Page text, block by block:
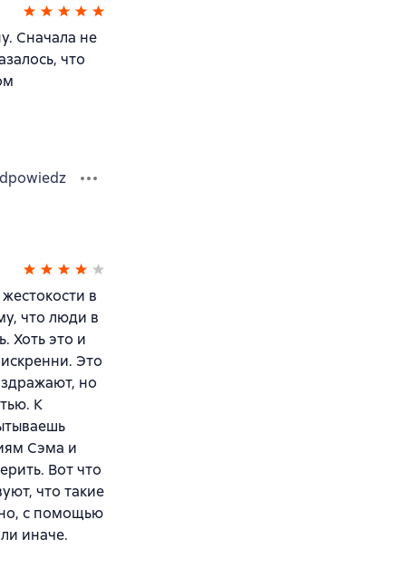
Сначала не
что
в
что люди в
Хоть это и
Это
но
К
Сэма и
Вот что
что такие
с помощью
иначе.